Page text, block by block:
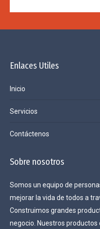
Enlaces Utiles
Inicio
Servicios
Contáctenos
Sobre nosotros
Somos un equipo de
mejorar la vida de todos a
Construimos grandes
negocio. Nuestros